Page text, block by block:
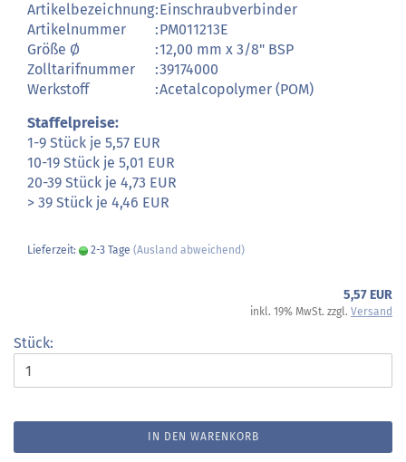
Artikelbezeichnung:Einschraubverbinder
Artikelnummer
:PM011213E
Größe Ø
:12,00 mm x 3/8" BSP
Zolltarifnummer
:39174000
Werkstoff
:Acetalcopolymer (POM)
Staffelpreise:
1-9 Stück je 5,57 EUR
10-19 Stück je 5,01 EUR
20-39 Stück je 4,73 EUR
> 39 Stück je 4,46 EUR
Lieferzeit: 2-3 Tage (Ausland abweichend)
5,57 EUR
inkl. 19% MwSt. zzgl. Versand
Stück:
IN DEN WARENKORB